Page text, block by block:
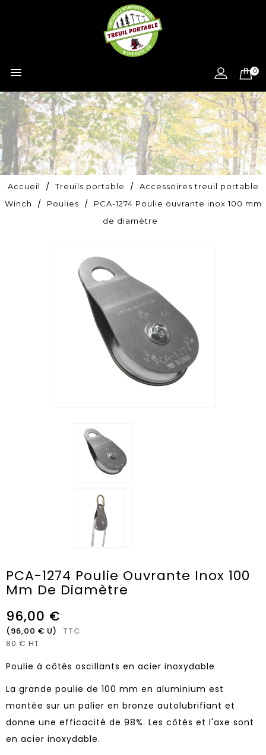
 0
Accueil Treuils portable
Accessoires treuil portable
Winch
Poulies
PCA-1274 Poulie ouvrante inox 100 mm
de diamètre
PCA-1274 Poulie Ouvrante Inox 100
Mm De Diamètre
96,00 €
(96,00 € U)
TTC
80 € HT
Poulie à côtés oscillants en acier inoxydable
La grande poulie de 100 mm en aluminium est
montée sur un palier en bronze autolubrifiant et
donne une efficacité de 98%. Les côtés et l'axe sont
en acier inoxydable.